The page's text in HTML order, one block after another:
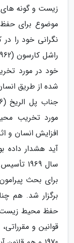
زیست و گونه
موضوع برای
نگرانی خود را
خود در مورد
شده از طریق
مورد تخریب
افزایش انسان و
آید هشدار داده
سال
برگزار شد. هم
حفظ محیط